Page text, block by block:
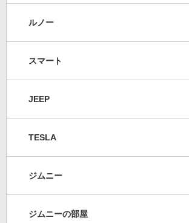
ルノー
スマート
JEEP
TESLA
ジムニー
ジムニーの部屋